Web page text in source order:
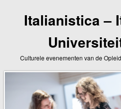
Italianistica –
Culturele evenementen van de